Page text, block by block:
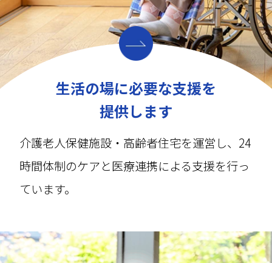
生活の場に必要な支援を
提供します
介護老人保健施設・高齢者住宅を運営し、24
時間体制のケアと医療連携による支援を行っ
ています。